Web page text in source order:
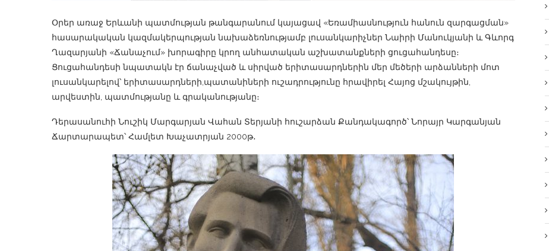
Օրեր առաջ Երևանի պատմության թանգարանում կայացավ «Եռամիասնություն հանուն զարգացման»
հասարակական կազմակերպության նախաձեռնությամբ լուսանկարիչներ Նաիրի Մանուկյանի և Գևորգ
Ղազարյանի «Ճանաչում» խորագիրը կրող անհատական աշխատանքների ցուցահանդեսը։
Ցուցահանդեսի նպատակն էր ճանաչված և սիրված երիտասարդներին մեր մեծերի արձանների մոտ
լուսանկարելով՝ երիտասարդների,պատանիների ուշադրությունը հրավիրել Հայոց մշակույթին,
արվեստին, պատմությանը և գրականությանը։
Դերասանուհի Նուշիկ Մարգարյան Վահան Տերյանի հուշարձան Քանդակագործ՝ Նորայր Կարգանյան
Ճարտարապետ՝ Համլետ Խաչատրյան 2000թ․